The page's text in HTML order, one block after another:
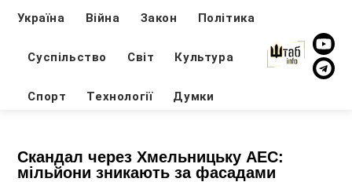
Україна Війна Закон Політика
Суспільство Світ Культура
Спорт Технології Думки
Скандал через Хмельницьку АЕС:
мільйони зникають за фасадами